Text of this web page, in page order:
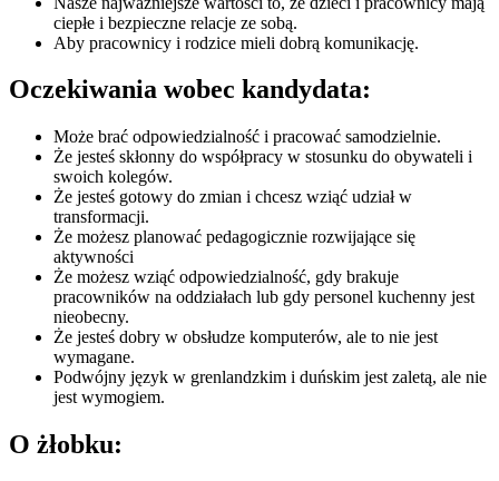
ciepłe i bezpieczne relacje ze sobą.
Aby pracownicy i rodzice mieli dobrą komunikację.
Oczekiwania wobec kandydata:
Może brać odpowiedzialność i pracować samodzielnie.
Że jesteś skłonny do współpracy w stosunku do obywateli i
swoich kolegów.
Że jesteś gotowy do zmian i chcesz wziąć udział w
transformacji.
Że możesz planować pedagogicznie rozwijające się
aktywności
Że możesz wziąć odpowiedzialność, gdy brakuje
pracowników na oddziałach lub gdy personel kuchenny jest
nieobecny.
Że jesteś dobry w obsłudze komputerów, ale to nie jest
wymagane.
Podwójny język w grenlandzkim i duńskim jest zaletą, ale nie
jest wymogiem.
O żłobku: